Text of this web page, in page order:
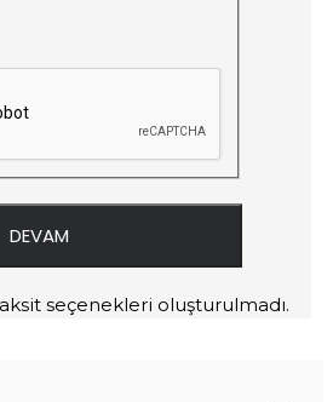
DEVAM
seçenekleri oluşturulmadı.